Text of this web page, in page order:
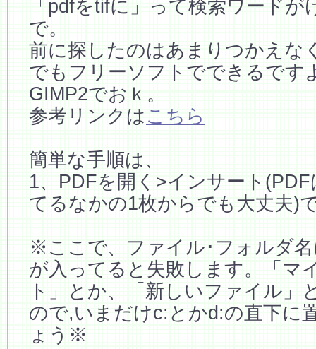
「pdfをtifに」って検索ワード
で。
前に探したのはあまりつかえな
でもフリーソフトでできるです
GIMP2でおｋ。
参考リンクはこちら
簡単な手順は、
1、PDFを開く>インサート
てるなかの1枚からでも大丈夫)
※ここで、ファイル･フォルダ
が入ってると失敗します。「マ
ト」とか、「新しいファイル」
ので,いまだけc:とかd:の直下に
ょう※